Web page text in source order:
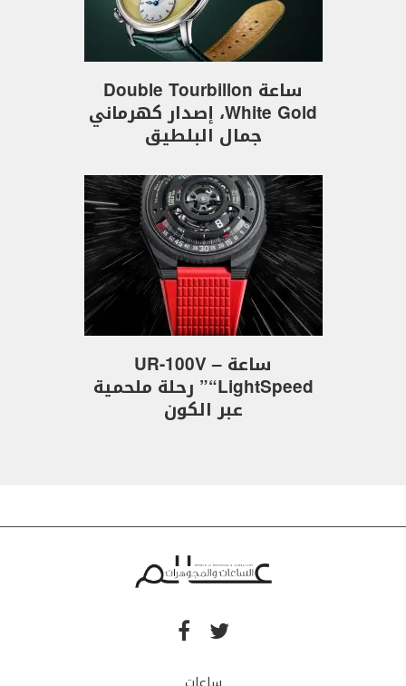
ساعة Double Tourbillon
White Gold، إصدار كهرماني
جمال البلطيق
ساعة UR-100V –
“LightSpeed” رحلة ملحمية
عبر الكون